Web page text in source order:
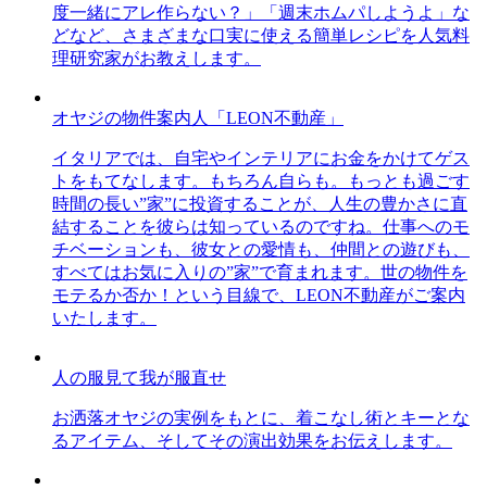
度一緒にアレ作らない？」「週末ホムパしようよ」な
どなど、さまざまな口実に使える簡単レシピを人気料
理研究家がお教えします。
オヤジの物件案内人「LEON不動産」
イタリアでは、自宅やインテリアにお金をかけてゲス
トをもてなします。もちろん自らも。もっとも過ごす
時間の長い”家”に投資することが、人生の豊かさに直
結することを彼らは知っているのですね。仕事へのモ
チベーションも、彼女との愛情も、仲間との遊びも、
すべてはお気に入りの”家”で育まれます。世の物件を
モテるか否か！という目線で、LEON不動産がご案内
いたします。
人の服見て我が服直せ
お洒落オヤジの実例をもとに、着こなし術とキーとな
るアイテム、そしてその演出効果をお伝えします。